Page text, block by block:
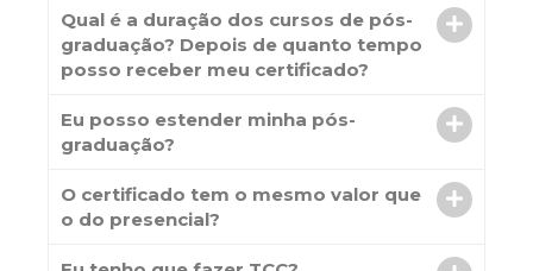
Qual é a duração dos cursos de pós-
graduação? Depois de quanto tempo
posso receber meu certificado?
Eu posso estender minha pós-
graduação?
O certificado tem o mesmo valor que
o do presencial?